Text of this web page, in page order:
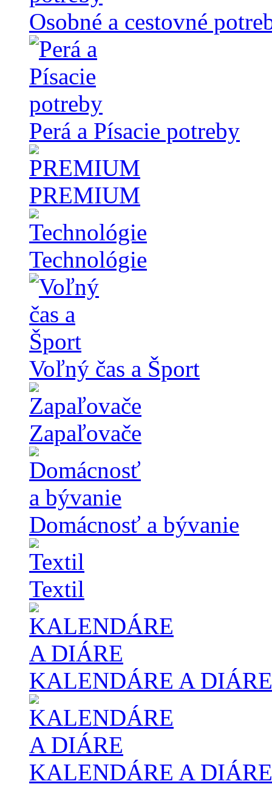
Osobné a cestovné
Perá a Písacie potreby
PREMIUM
Technológie
Voľný čas a Šport
Zapaľovače
Domácnosť a bývanie
Textil
KALENDÁRE A DIÁRE
KALENDÁRE A DIÁRE